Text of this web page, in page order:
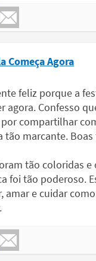
Começa Agora
feliz porque a
agora. Confesso
compartilhar
tão marcante. Boas
tão coloridas e
foi tão poderoso.
amar e cuidar